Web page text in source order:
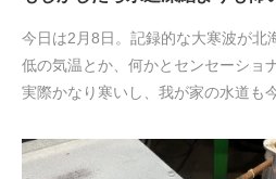
今日は2月8日。記録的な大寒波が北
低の気温とか、何かとセンセーショ
実際かなり寒いし、我が家の水道も